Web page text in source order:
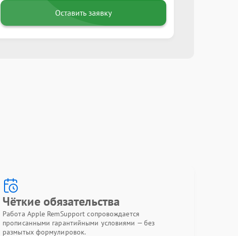
Оставить заявку
Чёткие обязательства
Работа Apple RemSupport сопровождается
прописанными гарантийными условиями — без
размытых формулировок.